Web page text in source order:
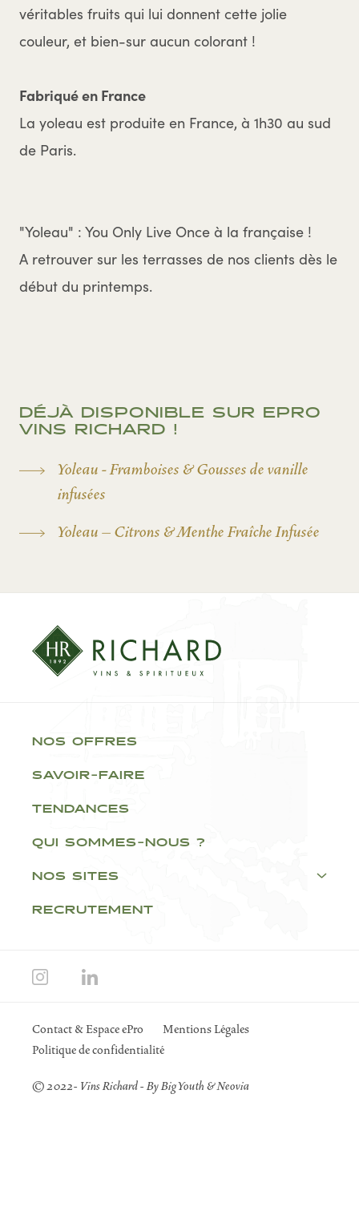
véritables fruits qui lui donnent cette jolie
couleur, et bien-sur aucun colorant !
Fabriqué en France
La yoleau est produite en France, à 1h30 au sud
de Paris.
"Yoleau" : You Only Live Once à la française !
A retrouver sur les terrasses de nos clients dès le
début du printemps.
DÉJÀ DISPONIBLE SUR EPRO
VINS RICHARD !
Yoleau - Framboises & Gousses de vanille
infusées
Yoleau – Citrons & Menthe Fraîche Infusée
NOS OFFRES
SAVOIR-FAIRE
TENDANCES
QUI SOMMES-NOUS ?
NOS SITES
RECRUTEMENT
Contact & Espace ePro
Mentions Légales
Politique de confidentialité
© 2022- Vins Richard - ByBig Youth &Neovia